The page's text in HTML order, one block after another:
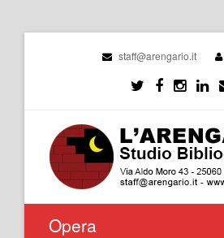
staff@arengario.it
Opera